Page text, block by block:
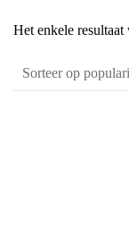
Algemeen
Het enkele resultaat